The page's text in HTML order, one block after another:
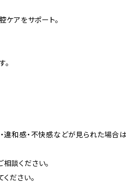
ケアをサポート。
違和感・不快感などが見られた場合
談ください。
ださい。